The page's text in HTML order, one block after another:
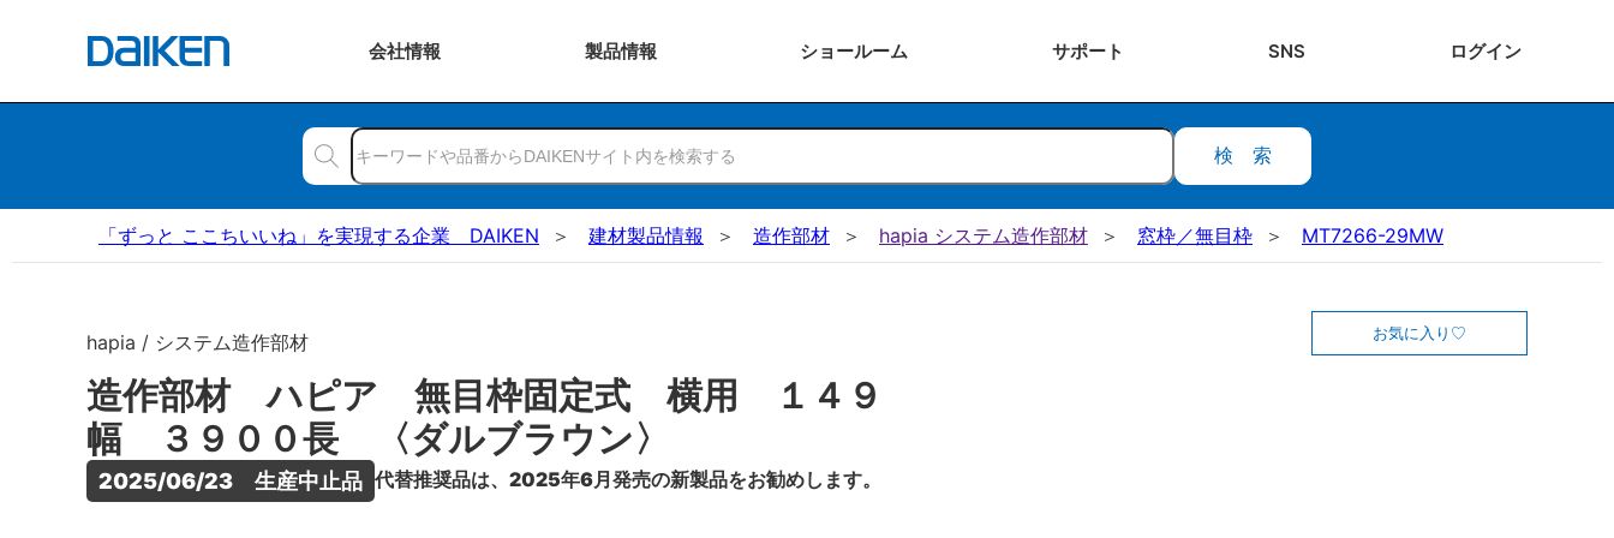
会社情報 製品情報 ショールーム サポート SNS ログイン
検索
「ずっと ここちいいね」を実現する企業 DAIKEN 建材製品情報 造作部材 hapia システム造作部材 窓枠／無目枠 MT7266-29MW
hapia / システム造作部材
造作部材 ハピア 無目枠固定式 横用 １４９
幅 ３９００長 〈ダルブラウン〉
2025/06/23　生産中止品 代替推奨品は、2025年6月発売の新製品をお勧めします。
お気に入り